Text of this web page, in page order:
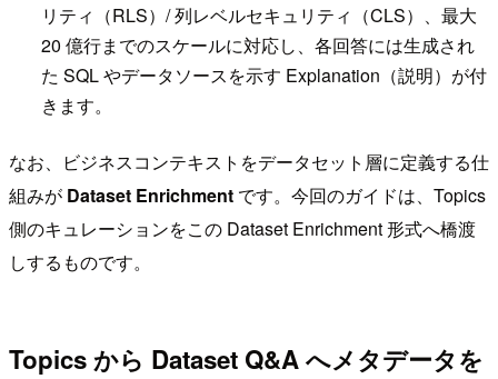
リティ（RLS）/ 列レベルセキュリティ（CLS）、最大
20 億行までのスケールに対応し、各回答には生成され
た SQL やデータソースを示す Explanation（説明）が付
きます。
なお、ビジネスコンテキストをデータセット層に定義する仕
組みが Dataset Enrichment です。今回のガイドは、Topics
側のキュレーションをこの Dataset Enrichment 形式へ橋渡
しするものです。
Topics から Dataset Q&A へメタデータを